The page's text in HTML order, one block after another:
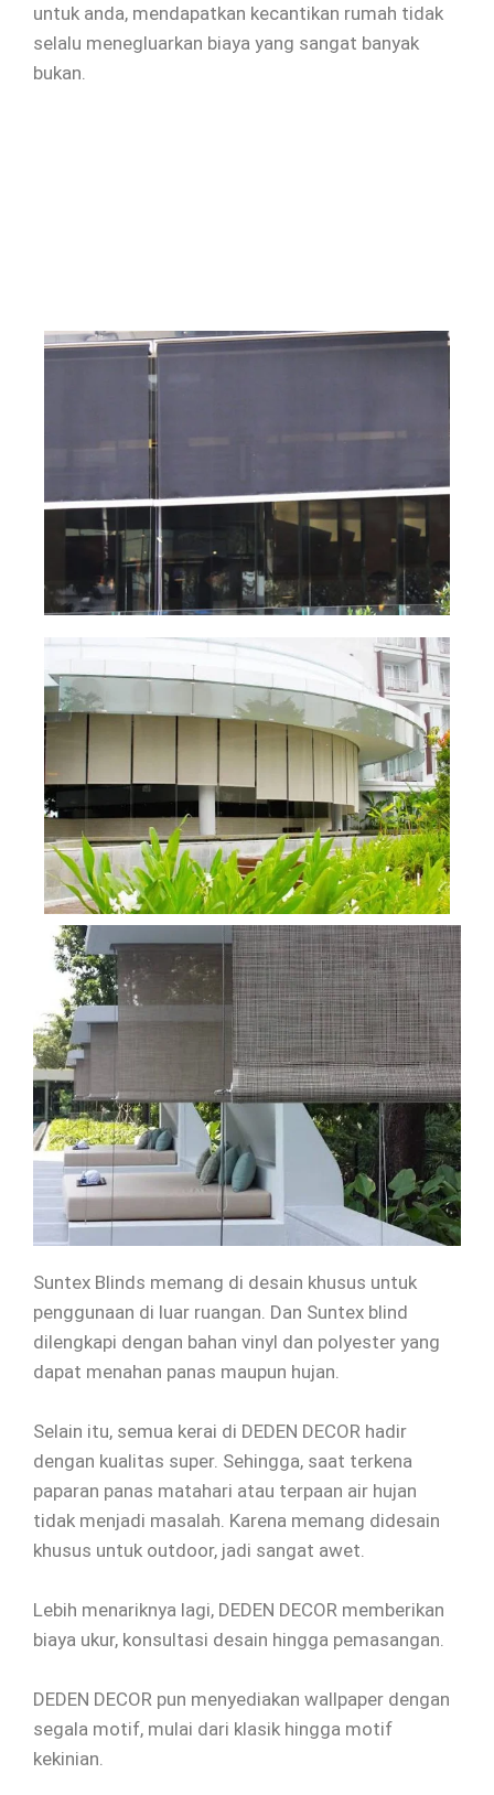
untuk anda, mendapatkan kecantikan rumah tidak
selalu menegluarkan biaya yang sangat banyak
bukan.
Suntex Blinds memang di desain khusus untuk
penggunaan di luar ruangan. Dan Suntex blind
dilengkapi dengan bahan vinyl dan polyester yang
dapat menahan panas maupun hujan.
Selain itu, semua kerai di DEDEN DECOR hadir
dengan kualitas super. Sehingga, saat terkena
paparan panas matahari atau terpaan air hujan
tidak menjadi masalah. Karena memang didesain
khusus untuk outdoor, jadi sangat awet.
Lebih menariknya lagi, DEDEN DECOR memberikan
biaya ukur, konsultasi desain hingga pemasangan.
DEDEN DECOR pun menyediakan wallpaper dengan
segala motif, mulai dari klasik hingga motif
kekinian.